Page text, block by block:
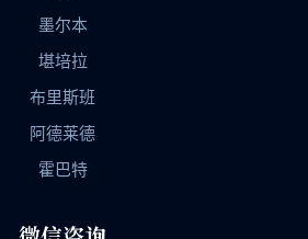
墨尔本
堪培拉
布里斯班
阿德莱德
霍巴特